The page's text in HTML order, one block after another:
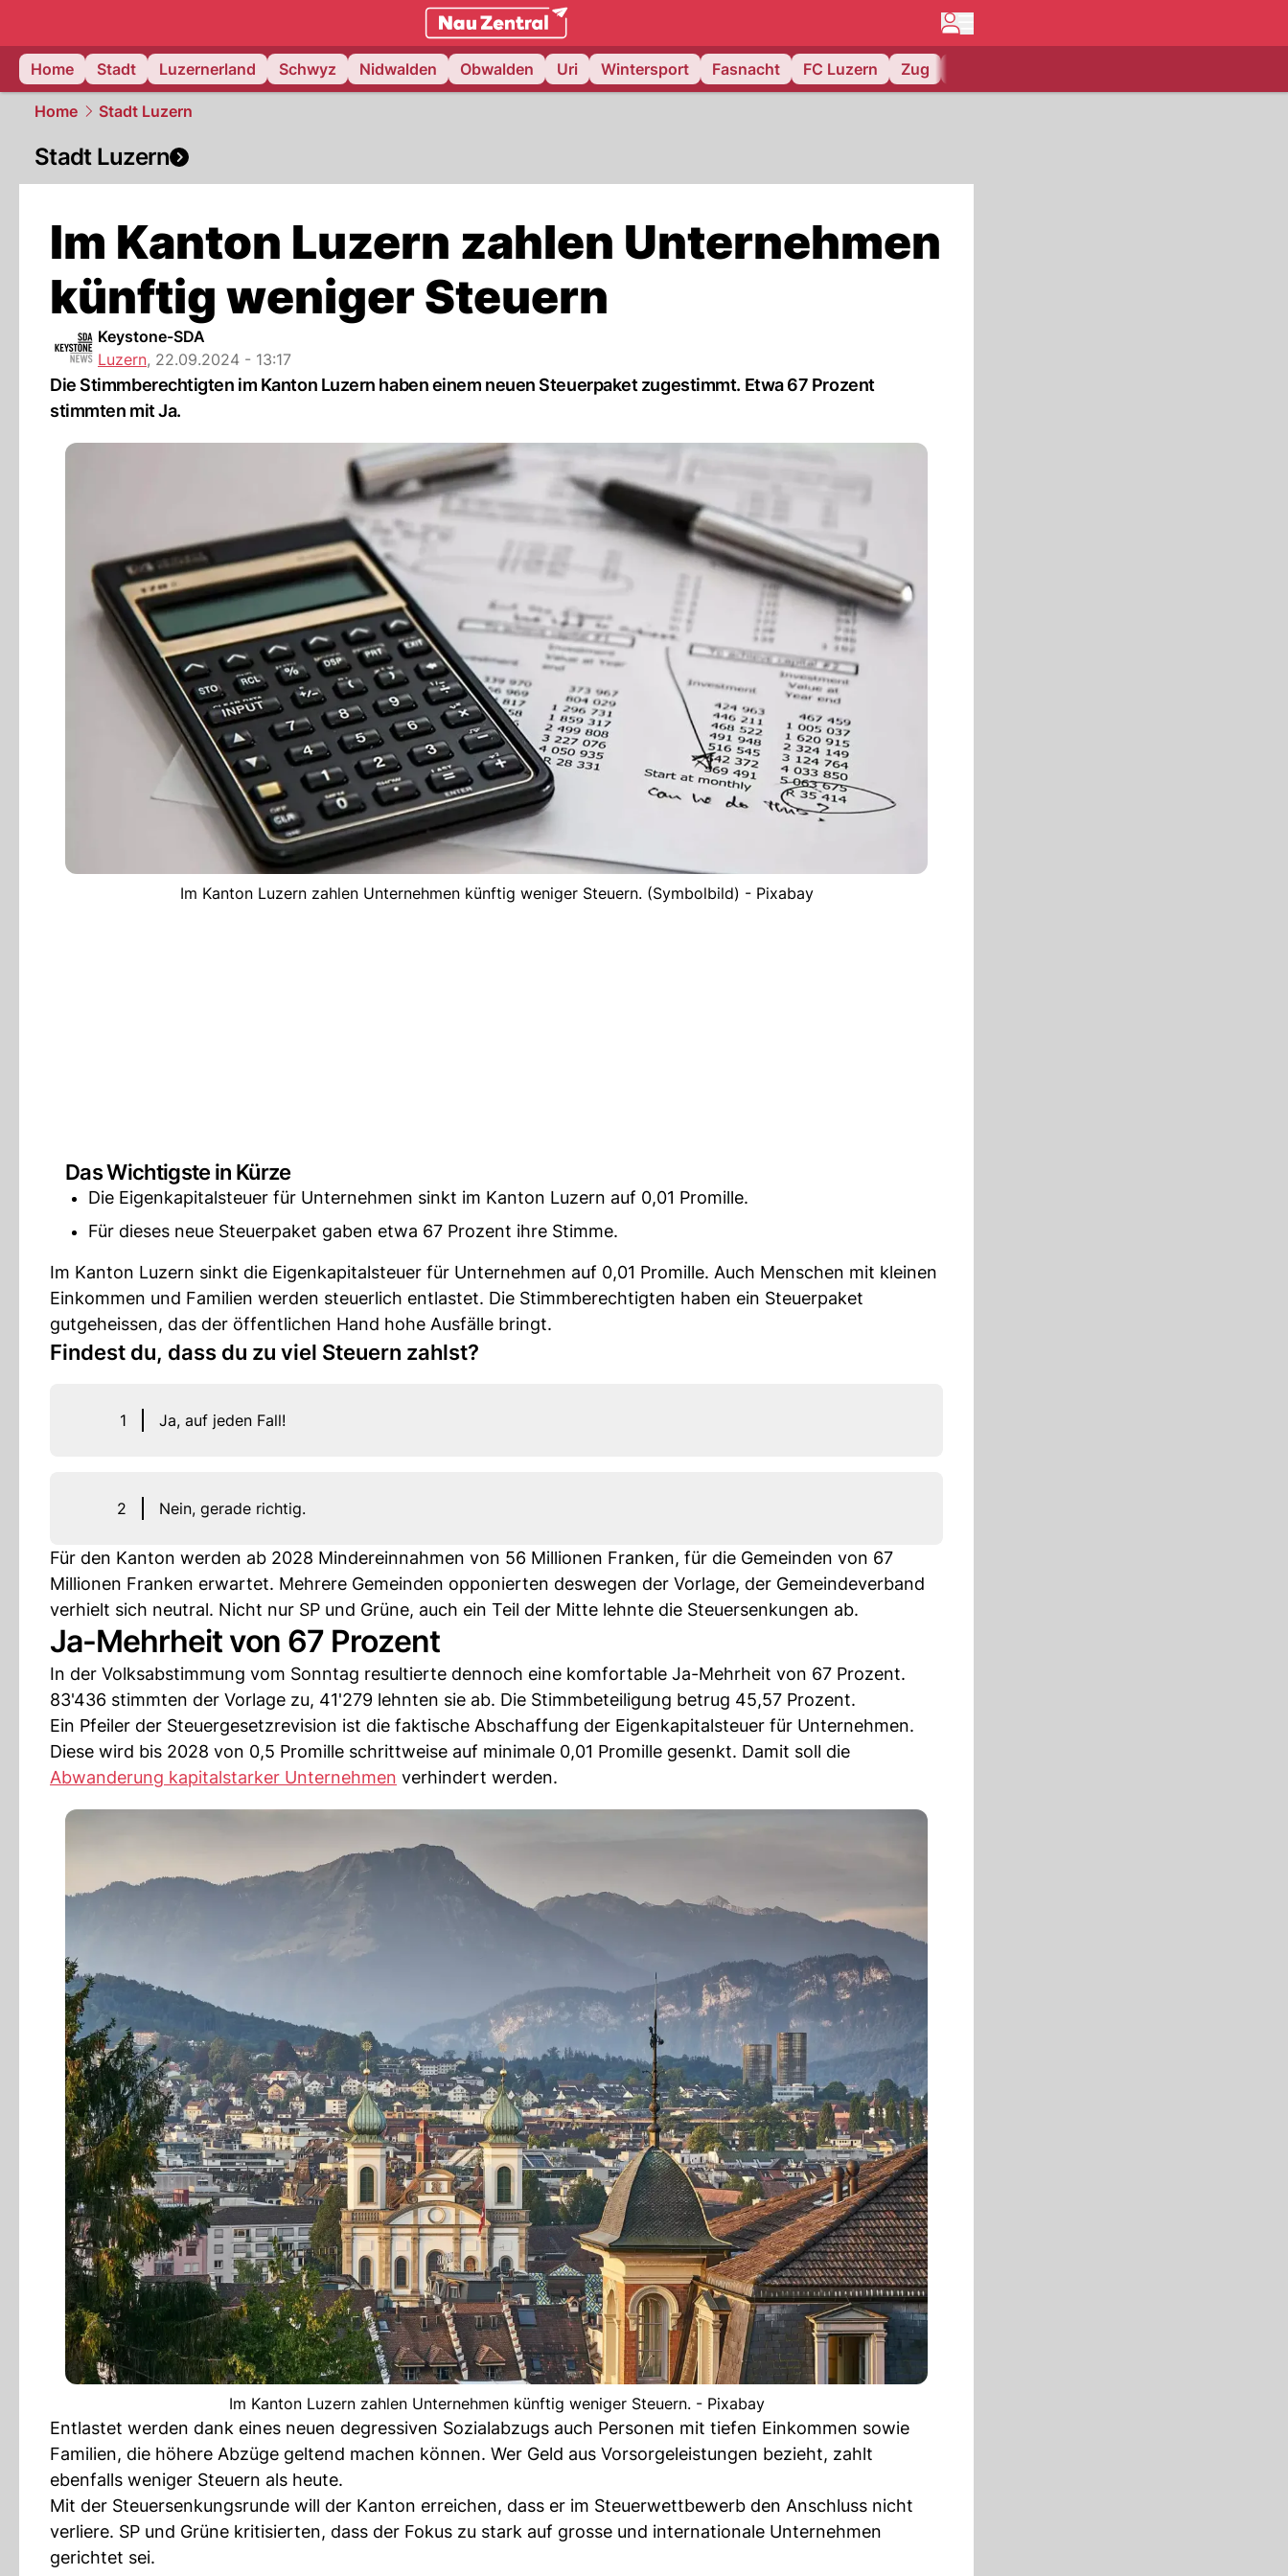
zentralschweiz.NAU.ch
Home
Stadt Luzernerland Schwyz Nidwalden Obwalden Uri Wintersport Fasnacht FC Luzern Zug
Home Stadt Luzern
Stadt Luzern
Im Kanton Luzern zahlen Unternehmen
künftig weniger Steuern
Keystone-SDA
Luzern, 22.09.2024 - 13:17
Die Stimmberechtigten im Kanton Luzern haben einem neuen Steuerpaket zugestimmt. Etwa 67 Prozent
stimmten mit Ja.
Im Kanton Luzern zahlen Unternehmen künftig weniger Steuern. (Symbolbild) - Pixabay
Das Wichtigste in Kürze
Die Eigenkapitalsteuer für Unternehmen sinkt im Kanton Luzern auf 0,01 Promille.
Für dieses neue Steuerpaket gaben etwa 67 Prozent ihre Stimme.
Im Kanton Luzern sinkt die Eigenkapitalsteuer für Unternehmen auf 0,01 Promille. Auch Menschen mit kleinen
Einkommen und Familien werden steuerlich entlastet. Die Stimmberechtigten haben ein Steuerpaket
gutgeheissen, das der öffentlichen Hand hohe Ausfälle bringt.
Findest du, dass du zu viel Steuern zahlst?
1 Ja, auf jeden Fall!
2 Nein, gerade richtig.
Für den Kanton werden ab 2028 Mindereinnahmen von 56 Millionen Franken, für die Gemeinden von 67
Millionen Franken erwartet. Mehrere Gemeinden opponierten deswegen der Vorlage, der Gemeindeverband
verhielt sich neutral. Nicht nur SP und Grüne, auch ein Teil der Mitte lehnte die Steuersenkungen ab.
Ja-Mehrheit von 67 Prozent
In der Volksabstimmung vom Sonntag resultierte dennoch eine komfortable Ja-Mehrheit von 67 Prozent.
83'436 stimmten der Vorlage zu, 41'279 lehnten sie ab. Die Stimmbeteiligung betrug 45,57 Prozent.
Ein Pfeiler der Steuergesetzrevision ist die faktische Abschaffung der Eigenkapitalsteuer für Unternehmen.
Diese wird bis 2028 von 0,5 Promille schrittweise auf minimale 0,01 Promille gesenkt. Damit soll die
Abwanderung kapitalstarker Unternehmen verhindert werden.
Im Kanton Luzern zahlen Unternehmen künftig weniger Steuern. - Pixabay
Entlastet werden dank eines neuen degressiven Sozialabzugs auch Personen mit tiefen Einkommen sowie
Familien, die höhere Abzüge geltend machen können. Wer Geld aus Vorsorgeleistungen bezieht, zahlt
ebenfalls weniger Steuern als heute.
Mit der Steuersenkungsrunde will der Kanton erreichen, dass er im Steuerwettbewerb den Anschluss nicht
verliere. SP und Grüne kritisierten, dass der Fokus zu stark auf grosse und internationale Unternehmen
gerichtet sei.